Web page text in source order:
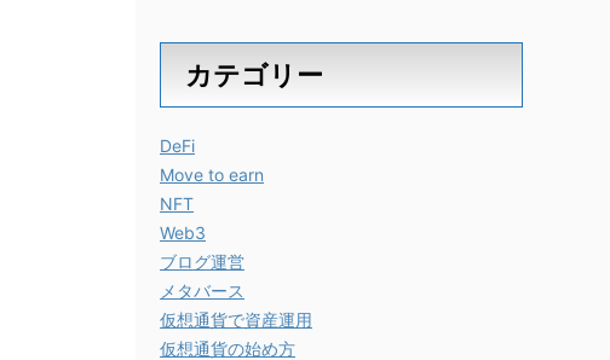
カテゴリー
DeFi
Move to earn
NFT
Web3
ブログ運営
メタバース
仮想通貨で資産運用
仮想通貨の始め方